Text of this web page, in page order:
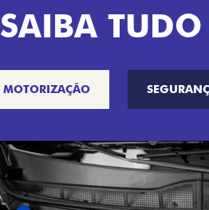
SAIBA
MOTORIZAÇÃO